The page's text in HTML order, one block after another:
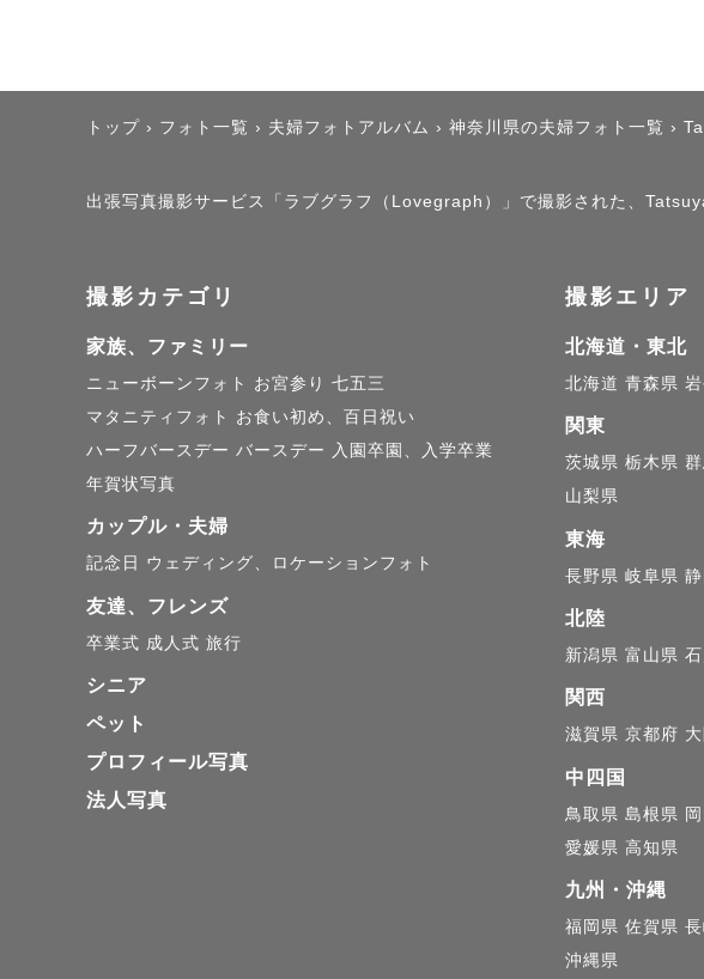
トップ › フォト一覧 › 夫婦フォトアルバム › 神奈川県の夫婦フォト一覧 ›
出張写真撮影サービス「ラブグラフ（Lovegraph）」で撮影された、
撮影カテゴリ
家族、ファミリー
ニューボーンフォト お宮参り 七五三
マタニティフォト
お食い初め、百日祝い
ハーフバースデー バースデー
入園卒園、入学卒業
年賀状写真
カップル・夫婦
記念日 ウェディング、ロケーションフォト
友達、フレンズ
卒業式 成人式 旅行
シニア
ペット
プロフィール写真
法人写真
撮影エリア
北海道・東北
北海道 青森県
関東
茨城県 栃木県
山梨県
東海
長野県 岐阜県
北陸
新潟県 富山県
関西
滋賀県 京都府
中四国
鳥取県 島根県
愛媛県 高知県
九州・沖縄
福岡県 佐賀県
沖縄県